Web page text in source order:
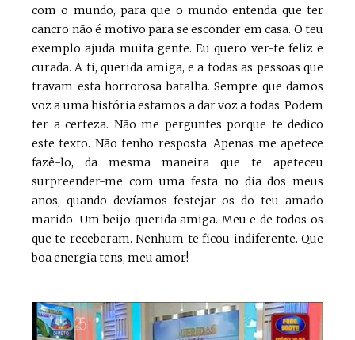
com o mundo, para que o mundo entenda que ter
cancro não é motivo para se esconder em casa. O teu
exemplo ajuda muita gente. Eu quero ver-te feliz e
curada. A ti, querida amiga, e a todas as pessoas que
travam esta horrorosa batalha. Sempre que damos
voz a uma história estamos a dar voz a todas. Podem
ter a certeza. Não me perguntes porque te dedico
este texto. Não tenho resposta. Apenas me apetece
fazê-lo, da mesma maneira que te apeteceu
surpreender-me com uma festa no dia dos meus
anos, quando devíamos festejar os do teu amado
marido. Um beijo querida amiga. Meu e de todos os
que te receberam. Nenhum te ficou indiferente. Que
boa energia tens, meu amor!